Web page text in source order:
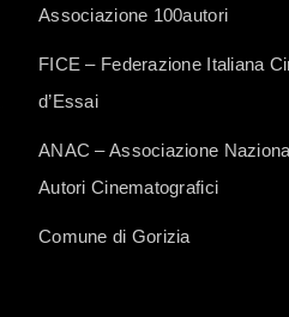
Associazione 100autori
FICE – Federazione Italiana
d’Essai
ANAC – Associazione
Autori Cinematografici
Comune di Gorizia